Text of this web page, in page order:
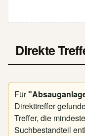
Direkte
Für
Direkttreffer
Treffer, die
Suchbestandteil